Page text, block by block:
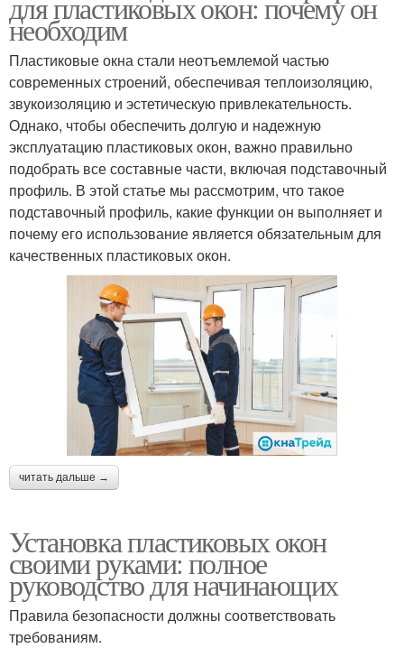
необходим
Пластиковые окна стали неотъемлемой частью
современных строений, обеспечивая теплоизоляцию,
звукоизоляцию и эстетическую привлекательность.
Однако, чтобы обеспечить долгую и надежную
эксплуатацию пластиковых окон, важно правильно
подобрать все составные части, включая подставочный
профиль. В этой статье мы рассмотрим, что такое
подставочный профиль, какие функции он выполняет и
почему его использование является обязательным для
качественных пластиковых окон.
читать дальше →
Установка пластиковых окон
своими руками: полное
руководство для начинающих
Правила безопасности должны соответствовать
требованиям.